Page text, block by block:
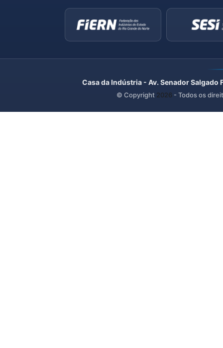
Casa da Indústria - Av. Senador
© Copyright 2026 - Todos os